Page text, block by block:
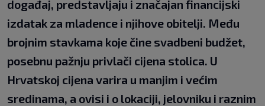
događaj, predstavljaju i značajan financijski
izdatak za mladence i njihove obitelji. Među
brojnim stavkama koje čine svadbeni budžet,
posebnu pažnju privlači cijena stolica. U
Hrvatskoj cijena varira u manjim i većim
sredinama, a ovisi i o lokaciji, jelovniku i raznim